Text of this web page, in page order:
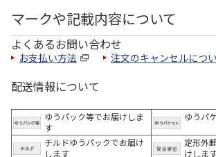
マークや記載内容について
よくあるお問い合わせ
お支払い方法 注文のキャンセルにつ
配送情報について
ゆうパック等でお届けしま
す
ゆうパ
チルドゆうパックでお届け
します
定形外
けしま